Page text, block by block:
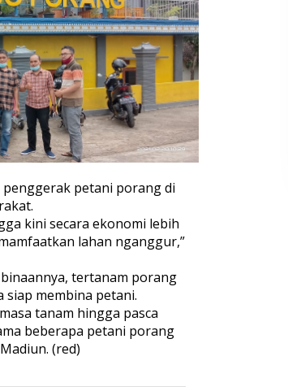
penggerak petani porang di
kini secara ekonomi lebih
lahan nganggur,”
tertanam porang
siap membina petani.
tanam hingga pasca
beberapa petani porang
(red)